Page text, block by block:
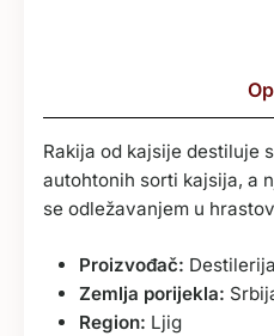
Rakija od kajsije destiluje
autohtonih sorti kajsija, a
se odležavanjem u
Proizvođač:
Zemlja porijekla:
Region: Ljig